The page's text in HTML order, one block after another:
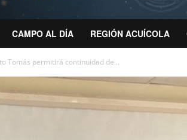
CAMPO AL DÍA REGIÓN ACUÍCOLA
Tomás permitirá continuidad de...